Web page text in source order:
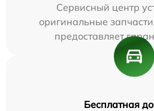
Сервисный центр
оригинальные
предоставляет
Бесплатная